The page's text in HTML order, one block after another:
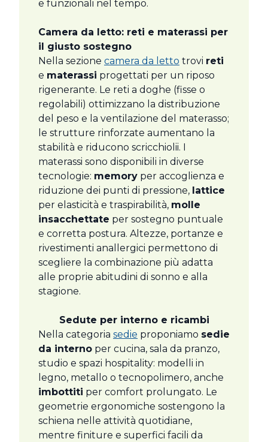
e funzionali nel tempo.
Camera da letto: reti e materassi per
il giusto sostegno
Nella sezione camera da letto trovi reti
e materassi progettati per un riposo
rigenerante. Le reti a doghe (fisse o
regolabili) ottimizzano la distribuzione
del peso e la ventilazione del materasso;
le strutture rinforzate aumentano la
stabilità e riducono scricchiolii. I
materassi sono disponibili in diverse
tecnologie: memory per accoglienza e
riduzione dei punti di pressione, lattice
per elasticità e traspirabilità, molle
insacchettate per sostegno puntuale
e corretta postura. Altezze, portanze e
rivestimenti anallergici permettono di
scegliere la combinazione più adatta
alle proprie abitudini di sonno e alla
stagione.
Sedute per interno e ricambi
Nella categoria sedie proponiamo sedie
da interno per cucina, sala da pranzo,
studio e spazi hospitality: modelli in
legno, metallo o tecnopolimero, anche
imbottiti per comfort prolungato. Le
geometrie ergonomiche sostengono la
schiena nelle attività quotidiane,
mentre finiture e superfici facili da